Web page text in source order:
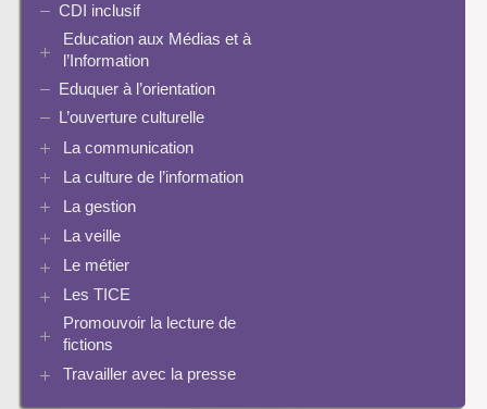
CDI inclusif
Education aux Médias et à
l’Information
EMI et translittératie
La culture de la participation
Identité / Présence numérique / Traces
Informatique, algorithmes et réalité augmentée
Enseigner Google
Ressources pour penser une didactique
Eduquer à l’orientation
L’ouverture culturelle
La communication
Plaquettes de communication
Présence numérique du CDI
La culture de l’information
Ressources pour penser une didactique
La recherche documentaire
Progression info-documentaire
Evaluation de l’information et bibliographie
Séquences à télécharger
La gestion
Les logiciels documentaires
Bcdi esidoc
La veille
Netvibes
Scoop.it
Le métier
Perspective historique
Pratiques
Les TICE
Archives Audiovisuel et Tice
Promouvoir la lecture de
fictions
Bibliographies
Travailler avec la presse
Enseigner la presse écrite